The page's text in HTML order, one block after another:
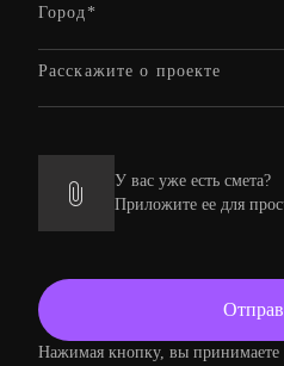
У вас уже есть смета?
Приложите ее для
Нажимая кнопку, вы принимаете